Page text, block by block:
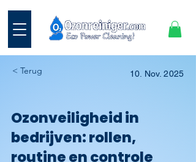
< Terug 10. Nov. 2025
Ozonveiligheid in
bedrijven: rollen,
routine en controle